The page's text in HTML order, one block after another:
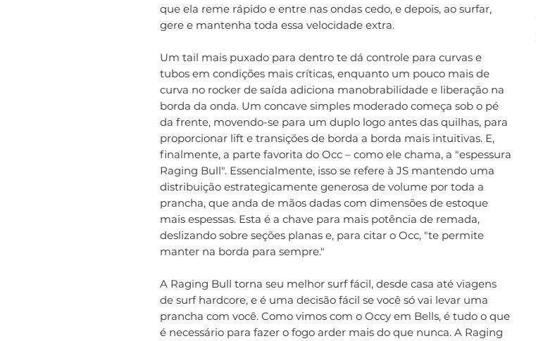
que ela reme rápido e entre nas ondas cedo, e depois, ao surfar,
gere e mantenha toda essa velocidade extra.
Um tail mais puxado para dentro te dá controle para curvas e
tubos em condições mais críticas, enquanto um pouco mais de
curva no rocker de saída adiciona manobrabilidade e liberação na
borda da onda. Um concave simples moderado começa sob o pé
da frente, movendo-se para um duplo logo antes das quilhas, para
proporcionar lift e transições de borda a borda mais intuitivas. E,
finalmente, a parte favorita do Occ – como ele chama, a "espessura
Raging Bull". Essencialmente, isso se refere à JS mantendo uma
distribuição estrategicamente generosa de volume por toda a
prancha, que anda de mãos dadas com dimensões de estoque
mais espessas. Esta é a chave para mais potência de remada,
deslizando sobre seções planas e, para citar o Occ, "te permite
manter na borda para sempre."
A Raging Bull torna seu melhor surf fácil, desde casa até viagens
de surf hardcore, e é uma decisão fácil se você só vai levar uma
prancha com você. Como vimos com o Occy em Bells, é tudo o que
é necessário para fazer o fogo arder mais do que nunca. A Raging